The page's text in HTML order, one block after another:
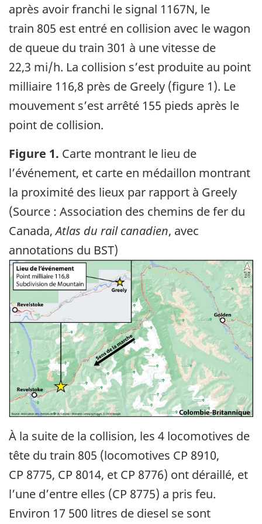
après avoir franchi le signal 1167N, le
train 805 est entré en collision avec le wagon
de queue du train 301 à une vitesse de
22,3 mi/h. La collision s’est produite au point
milliaire 116,8 près de Greely (figure 1). Le
mouvement s’est arrêté 155 pieds après le
point de collision.
Figure 1. Carte montrant le lieu de
l’événement, et carte en médaillon montrant
la proximité des lieux par rapport à Greely
(Source : Association des chemins de fer du
Canada,Atlas du rail canadien, avec
annotations du BST)
Image
À la suite de la collision, les 4 locomotives de
tête du train 805 (locomotives CP 8910,
CP 8775, CP 8014, et CP 8776) ont déraillé, et
l’une d’entre elles (CP 8775) a pris feu.
Environ 17 500 litres de diesel se sont